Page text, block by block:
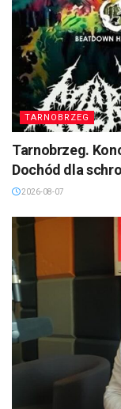
TARNOBRZEG
Tarnobrzeg.
Dochód dla
2026-08-07